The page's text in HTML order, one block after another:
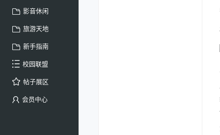
影音休闲
旅游天地
新手指南
校园联盟
帖子展区
会员中心